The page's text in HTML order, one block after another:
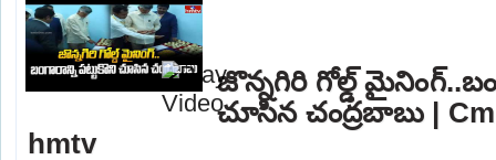
జొన్నగిరి గోల్డ్
చూసిన చంద్రబాబు |
hmtv